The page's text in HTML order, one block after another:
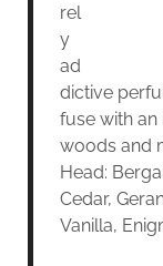
rel
y
ad
dictive
fuse with
woods and
Head:
Cedar,
Vanilla,